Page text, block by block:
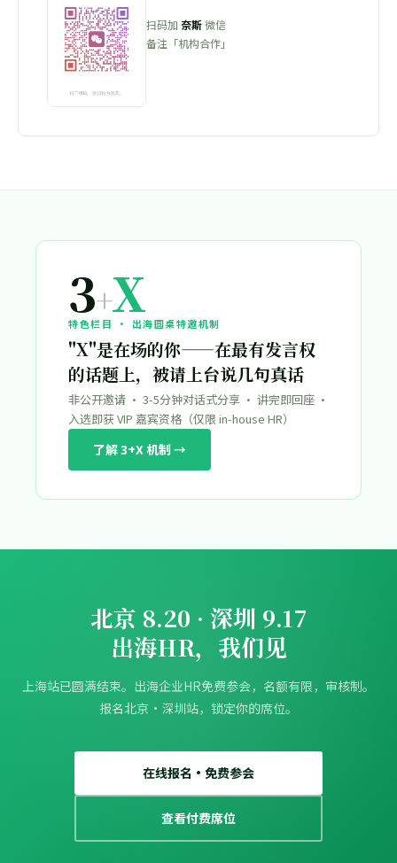
扫码加 奈斯微信
备注「机构合作」
3+X
特色栏目 · 出海圆桌特邀机制
"X"是在场的你——在最有发言权
的话题上，被请上台说几句真话
非公开邀请 · 3-5分钟对话式分享 · 讲完即回座 ·
入选即获 VIP 嘉宾资格（仅限 in-house HR）
了解 3+X 机制 →
北京 8.20 · 深圳 9.17
出海HR，我们见
上海站已圆满结束。出海企业HR免费参会，名额有限，审核制。
报名北京·深圳站，锁定你的席位。
在线报名·免费参会
查看付费席位